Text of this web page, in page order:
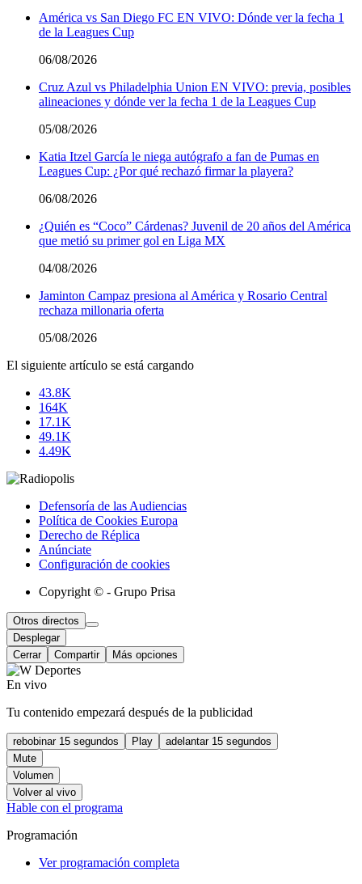
América vs San Diego FC EN VIVO: Dónde ver la fecha 1
de la Leagues Cup
06/08/2026
Cruz Azul vs Philadelphia Union EN VIVO: previa, posibles
alineaciones y dónde ver la fecha 1 de la Leagues Cup
05/08/2026
Katia Itzel García le niega autógrafo a fan de Pumas en
Leagues Cup: ¿Por qué rechazó firmar la playera?
06/08/2026
¿Quién es “Coco” Cárdenas? Juvenil de 20 años del América
que metió su primer gol en Liga MX
04/08/2026
Jaminton Campaz presiona al América y Rosario Central
rechaza millonaria oferta
05/08/2026
El siguiente artículo se está cargando
43.8K
164K
17.1K
49.1K
4.49K
Defensoría de las Audiencias
Política de Cookies Europa
Derecho de Réplica
Anúnciate
Configuración de cookies
Copyright © - Grupo Prisa
Otros directos
Desplegar
Cerrar
Compartir Más opciones
En vivo
Tu contenido empezará después de la publicidad
rebobinar 15 segundos Play
adelantar 15 segundos
Mute
Volumen
Volver al vivo
Hable con el programa
Programación
Ver programación completa